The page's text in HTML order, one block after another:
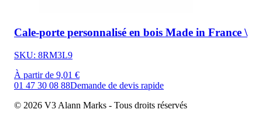
Cale-porte personnalisé en bois Made in France \
SKU: 8RM3L9
À partir de 9,01 €
01 47 30 08 88Demande de devis rapide
© 2026 V3 Alann Marks - Tous droits réservés